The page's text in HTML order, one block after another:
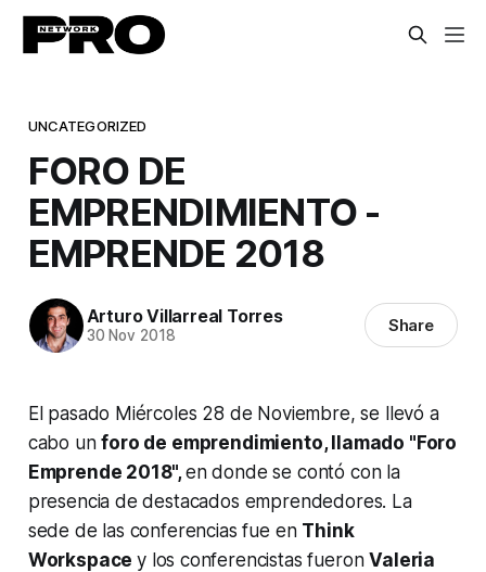
UNCATEGORIZED
FORO DE
EMPRENDIMIENTO -
EMPRENDE 2018
Arturo Villarreal Torres
30 Nov 2018 Share
El pasado Miércoles 28 de Noviembre, se llevó a
cabo unforo de emprendimiento, llamado "Foro
Emprende 2018",en donde se contó con la
presencia de destacados emprendedores. La
sede de las conferencias fue en Think
Workspacey los conferencistas fueronValeria